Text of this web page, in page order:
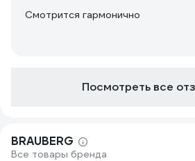
Смотрится гармонично
Посмотреть все
BRAUBERG
Все товары бренда